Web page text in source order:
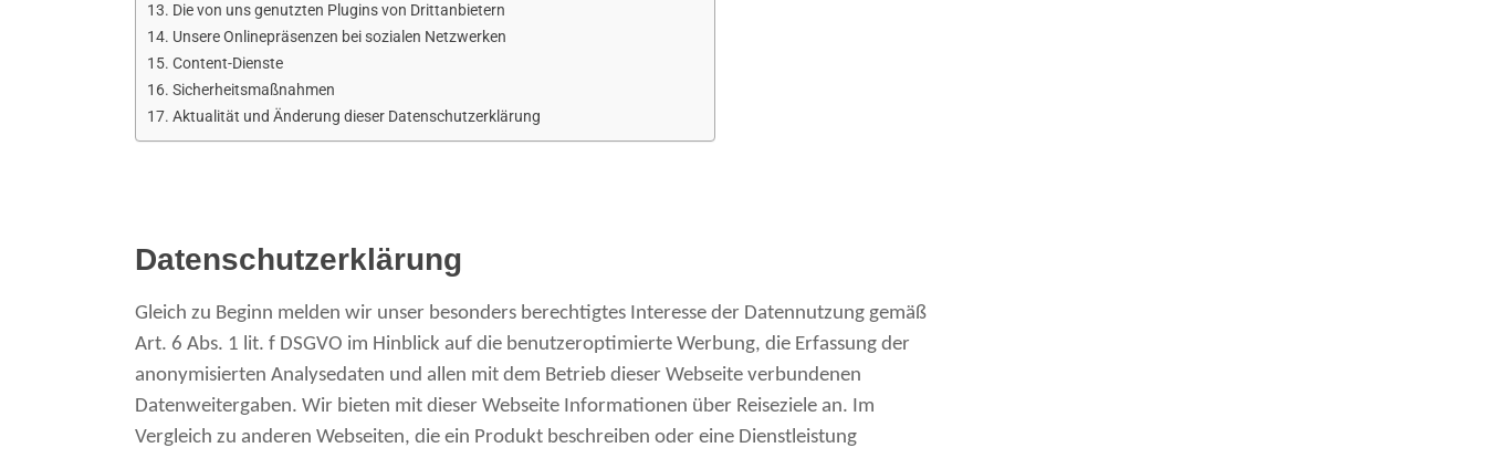
Die von uns genutzten Plugins von Drittanbietern
Unsere Onlinepräsenzen bei sozialen Netzwerken
Content-Dienste
Sicherheitsmaßnahmen
Aktualität und Änderung dieser Datenschutzerklärung
Datenschutzerklärung
Gleich zu Beginn melden wir unser besonders berechtigtes Interesse der Datennutzung gemäß
Art. 6 Abs. 1 lit. f DSGVO im Hinblick auf die benutzeroptimierte Werbung, die Erfassung der
anonymisierten Analysedaten und allen mit dem Betrieb dieser Webseite verbundenen
Datenweitergaben. Wir bieten mit dieser Webseite Informationen über Reiseziele an. Im
Vergleich zu anderen Webseiten, die ein Produkt beschreiben oder eine Dienstleistung